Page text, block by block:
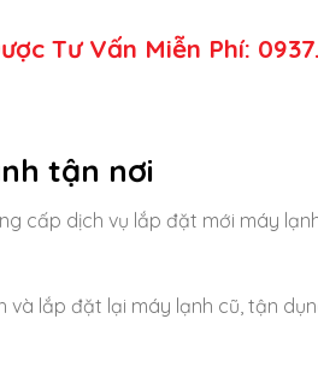
Vấn Miễn Phí:
tận nơi
cấp dịch vụ lắp đặt mới máy
và lắp đặt lại máy lạnh cũ, tận